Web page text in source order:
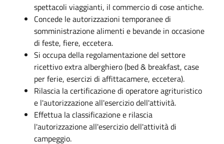
spettacoli viaggianti, il commercio di cose antiche.
Concede le autorizzazioni temporanee di
somministrazione alimenti e bevande in occasione
di feste, fiere, eccetera.
Si occupa della regolamentazione del settore
ricettivo extra alberghiero (bed & breakfast, case
per ferie, esercizi di affittacamere, eccetera).
Rilascia la certificazione di operatore agrituristico
e l'autorizzazione all'esercizio dell'attività.
Effettua la classificazione e rilascia
l'autorizzazione all'esercizio dell'attività di
campeggio.